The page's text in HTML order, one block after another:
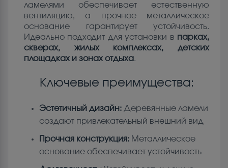
ламелями обеспечивает естественную
вентиляцию, а прочное металлическое
основание гарантирует устойчивость.
Идеально подходит для установки в парках,
скверах, жилых комплексах, детских
площадках и зонах отдыха.
Ключевые преимущества:
Эстетичный дизайн: Деревянные ламели
создают привлекательный внешний вид
Прочная конструкция: Металлическое
основание обеспечивает устойчивость